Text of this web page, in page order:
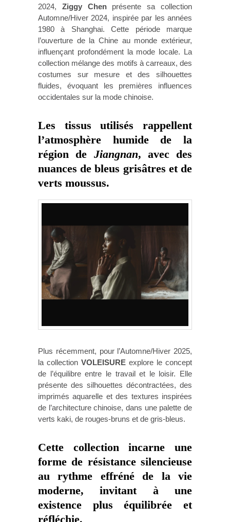
2024, Ziggy Chenprésente sa collection
Automne/Hiver 2024, inspirée par les années
1980 à Shanghai. Cette période marque
l’ouverture de la Chine au monde extérieur,
influençant profondément la mode locale. La
collection mélange des motifs à carreaux, des
costumes sur mesure et des silhouettes
fluides, évoquant les premières influences
occidentales sur la mode chinoise.
Les tissus utilisés rappellent
l’atmosphère humide de la
région de Jiangnan, avec des
nuances de bleus grisâtres et de
verts moussus.
Plus récemment, pour l’Automne/Hiver 2025,
la collection VOLEISURE explore le concept
de l’équilibre entre le travail et le loisir. Elle
présente des silhouettes décontractées, des
imprimés aquarelle et des textures inspirées
de l’architecture chinoise, dans une palette de
verts kaki, de rouges-bruns et de gris-bleus.
Cette collection incarne une
forme de résistance silencieuse
au rythme effréné de la vie
moderne, invitant à une
existence plus équilibrée et
réfléchie.